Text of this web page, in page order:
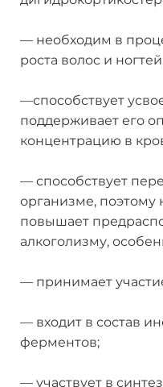
— необходим в
роста волос и
—способствует
поддерживает его
концентрацию в
— способствует
организме, поэтому
повышает
алкоголизму,
— принимает
— входит в состав
ферментов;
— участвует в